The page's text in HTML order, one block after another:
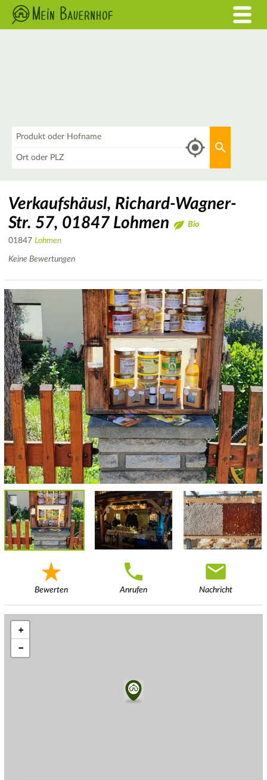
Verkaufshäusl, Richard-Wagner-
Str. 57, 01847 Lohmen
Bio
01847 Lohmen
Keine Bewertungen
Bewerten Anrufen Nachricht
+
−